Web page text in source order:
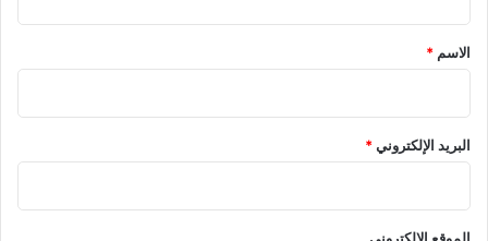
*
الاسم *
البريد الإلكتروني*
الموقع الإلكتروني